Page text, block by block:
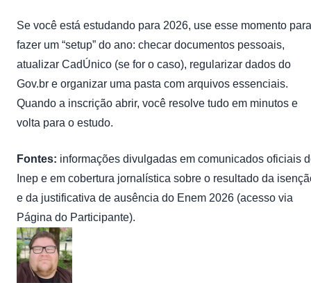
Se você está estudando para 2026, use esse momento para
fazer um “setup” do ano: checar documentos pessoais,
atualizar CadÚnico (se for o caso), regularizar dados do
Gov.br e organizar uma pasta com arquivos essenciais.
Quando a inscrição abrir, você resolve tudo em minutos e
volta para o estudo.
Fontes: informações divulgadas em comunicados oficiais
Inep e em cobertura jornalística sobre o resultado da
e da justificativa de ausência do Enem 2026 (acesso via
Página do Participante).